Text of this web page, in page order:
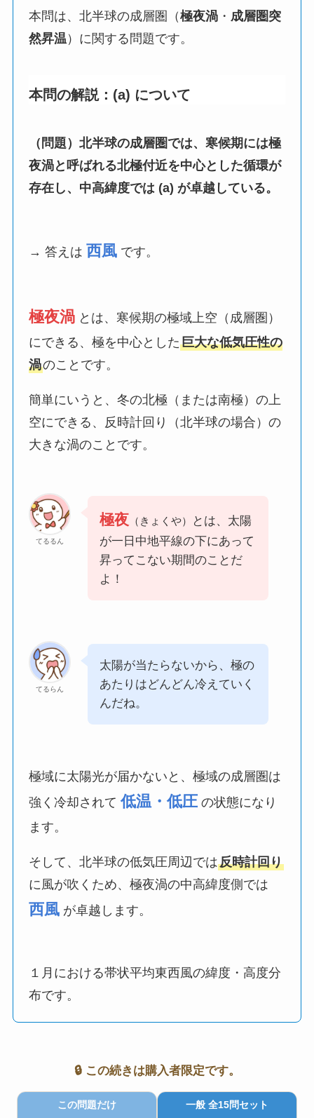
本問は、北半球の成層圏（極夜渦 ・ 成層圏突
然昇温 ）に関する問題です。
本問の解説：(a) について
（問題）北半球の成層圏では、寒候期には極
夜渦と呼ばれる北極付近を中心とした循環が
存在し、中高緯度では (a) が卓越している。
→ 答えは 西風 です。
極夜渦 とは、寒候期の極域上空（成層圏）
にできる、極を中心とした巨大な低気圧性の
渦のことです。
簡単にいうと、冬の北極（または南極）の上
空にできる、反時計回り（北半球の場合）の
大きな渦のことです。
てるるん
極夜 （きょくや）
とは、太陽
が一日中地平線の下にあって
昇ってこない期間のことだ
よ！
てるらん
太陽が当たらないから、極の
あたりはどんどん冷えていく
んだね。
極域に太陽光が届かないと、極域の成層圏は
強く冷却されて低温・低圧 の状態になり
ます。
そして、北半球の低気圧周辺では反時計回り
に風が吹くため、極夜渦の中高緯度側では
西風 が卓越します。
１月における帯状平均東西風の緯度・高度分
布です。
🔒 この続きは購入者限定です。
この問題だけ 一般 全15問セット